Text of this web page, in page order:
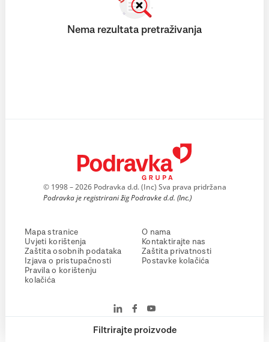
Filtrirajte proizvode
Nema rezultata pretraživanja
© 1998 – 2026 Podravka d.d. (Inc) Sva prava pridržana
Podravka je registrirani žig Podravke d.d. (Inc.)
Mapa stranice
Uvjeti korištenja
Zaštita osobnih podataka
Izjava o pristupačnosti
Pravila o korištenju
kolačića
O nama
Kontaktirajte nas
Zaštita privatnosti
Postavke kolačića